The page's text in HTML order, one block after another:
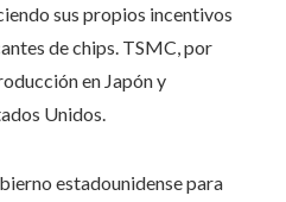
sus propios incentivos
de chips. TSMC, por
en Japón y
Unidos.
estadounidense para